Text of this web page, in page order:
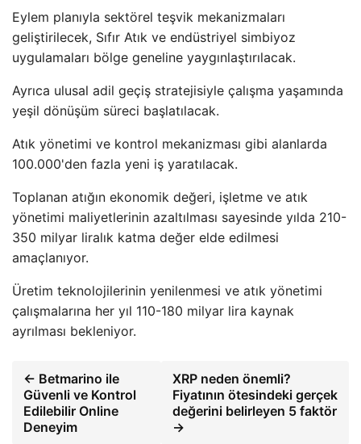
Eylem planıyla sektörel teşvik mekanizmaları
geliştirilecek, Sıfır Atık ve endüstriyel simbiyoz
uygulamaları bölge geneline yaygınlaştırılacak.
Ayrıca ulusal adil geçiş stratejisiyle çalışma yaşamında
yeşil dönüşüm süreci başlatılacak.
Atık yönetimi ve kontrol mekanizması gibi alanlarda
100.000'den fazla yeni iş yaratılacak.
Toplanan atığın ekonomik değeri, işletme ve atık
yönetimi maliyetlerinin azaltılması sayesinde yılda 210-
350 milyar liralık katma değer elde edilmesi
amaçlanıyor.
Üretim teknolojilerinin yenilenmesi ve atık yönetimi
çalışmalarına her yıl 110-180 milyar lira kaynak
ayrılması bekleniyor.
← Betmarino ile
Güvenli ve Kontrol
Edilebilir Online
Deneyim
XRP neden önemli?
Fiyatının ötesindeki gerçek
değerini belirleyen 5 faktör
→